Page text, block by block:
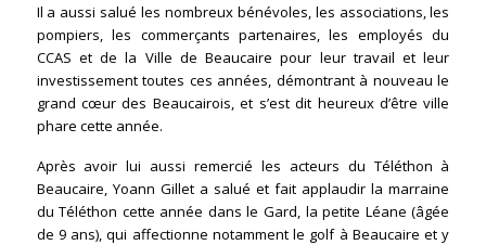
Il a aussi salué les nombreux bénévoles, les associations, les
pompiers, les commerçants partenaires, les employés du
CCAS et de la Ville de Beaucaire pour leur travail et leur
investissement toutes ces années, démontrant à nouveau le
grand cœur des Beaucairois, et s’est dit heureux d’être ville
phare cette année.
Après avoir lui aussi remercié les acteurs du Téléthon à
Beaucaire, Yoann Gillet a salué et fait applaudir la marraine
du Téléthon cette année dans le Gard, la petite Léane (âgée
de 9 ans), qui affectionne notamment le golf à Beaucaire et y